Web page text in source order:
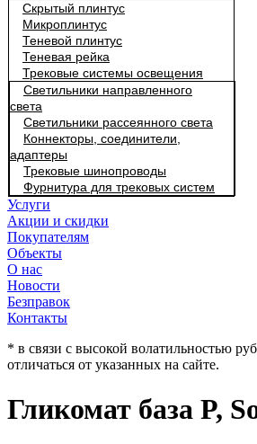
Скрытый плинтус
Микроплинтус
Теневой плинтус
Теневая рейка
Трековые системы освещения
Светильники направленного
света
Светильники рассеянного света
Коннекторы, соединители,
адаптеры
Трековые шинопроводы
Фурнитура для трековых систем
Услуги
Акции и скидки
Покупателям
Объекты
О нас
Новости
Безправок
Контакты
* в связи с высокой волатильностью
отличаться от указанных на сайте.
Гликомат база P,